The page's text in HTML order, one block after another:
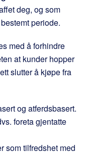
deg, og som
periode.
med å forhindre
at kunder hopper
slutter å kjøpe fra
og atferdsbasert.
foreta gjentatte
som tilfredshet med